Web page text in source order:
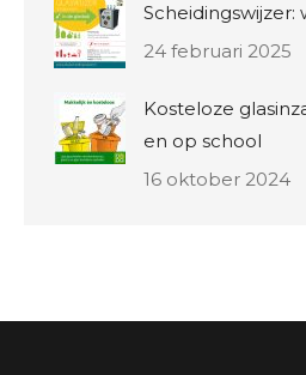
Scheidingswijzer:
24 februari 2025
Kosteloze
en op school
16 oktober 2024